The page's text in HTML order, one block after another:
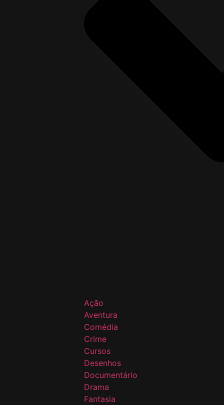
Ação
Aventura
Comédia
Crime
Cursos
Desenhos
Documentário
Drama
Fantasia